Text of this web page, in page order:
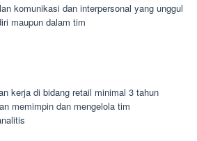
komunikasi dan interpersonal yang unggul
maupun dalam tim
kerja di bidang retail minimal 3 tahun
memimpin dan mengelola tim